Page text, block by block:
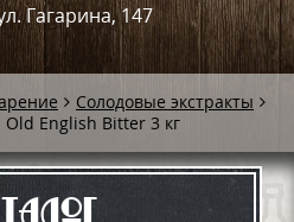
Гагарина, 147
Солодовые экстракты
Old English Bitter 3 кг